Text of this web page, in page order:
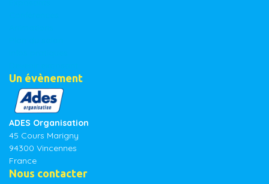
Un évènement
ADES Organisation
45 Cours Marigny
94300 Vincennes
France
Nous contacter